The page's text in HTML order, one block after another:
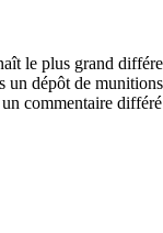
le plus grand
dépôt de
commentaire